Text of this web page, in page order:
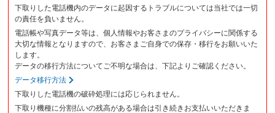
下取りした電話機内のデータに起因するトラブルについては当社では一切
の責任を負いません。
電話帳や写真データ等は、個人情報やお客さまのプライバシーに関係する
大切な情報となりますので、お客さまご自身での保存・移行をお願いいた
します。
データの移行方法についてご不明な場合は、下記よりご確認ください。
データ移行方法
下取りした電話機の破砕処理には応じられません。
下取り機種に分割払いの残高がある場合は引き続きお支払いいただきま